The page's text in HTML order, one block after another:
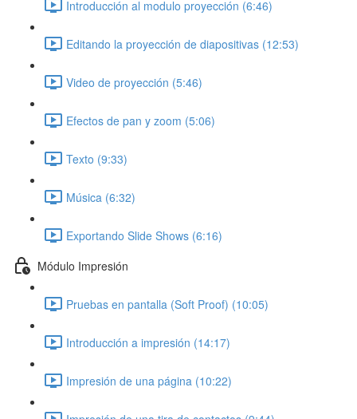
Introducción al modulo proyección (6:46)
Editando la proyección de diapositivas (12:53)
Video de proyección (5:46)
Efectos de pan y zoom (5:06)
Texto (9:33)
Música (6:32)
Exportando Slide Shows (6:16)
Módulo Impresión
Pruebas en pantalla (Soft Proof) (10:05)
Introducción a impresión (14:17)
Impresión de una página (10:22)